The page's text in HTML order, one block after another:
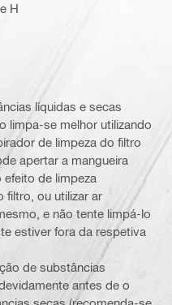
H
líquidas e secas
limpa-se melhor utilizando
de limpeza do filtro
apertar a mangueira
de limpeza
filtro, ou utilizar ar
e não tente limpá-lo
estiver fora da respetiva
de substâncias
antes de o